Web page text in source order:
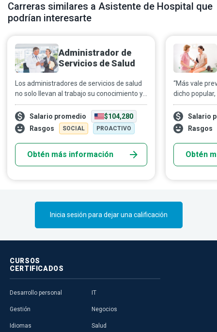
Carreras similares a Asistente de Hospital que
podrían interesarte
Administrador de
Servicios de Salud
Los administradores de servicios de salud
no solo llevan al trabajo su conocimiento y
experiencia, también sus valores. Son
fieles a sí mismos y encuentran fuerza en
sus convicciones; son líderes auténticos y
valientes, con el poder de mejorar su lugar
de trabajo.
Salario promedio
$104,280
Rasgos
SOCIAL PROACTIVO
Obtén más información
“Más vale
dicho
la seguridad
diversos, ya
plantas de
numerosos
productos
humanos e
heridos o
Salario
Rasgos
Obtén
Inicia sesión para dejar una calificación
CURSOS
CERTIFICADOS
Desarrollo personal
Gestión
Idiomas
IT
Negocios
Salud